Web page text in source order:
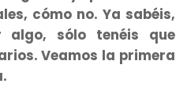
cómo no. Ya sabéis,
algo, sólo tenéis que
Veamos la primera